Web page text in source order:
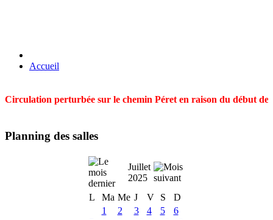
Accueil
Circulation perturbée sur le chemin Péret en raison du début
Planning des salles
Juillet
2025
L
Ma Me J V S
D
1
2 3 4 5
6